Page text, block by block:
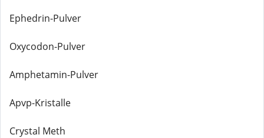
Ephedrin-Pulver
Oxycodon-Pulver
Amphetamin-Pulver
Apvp-Kristalle
Crystal Meth